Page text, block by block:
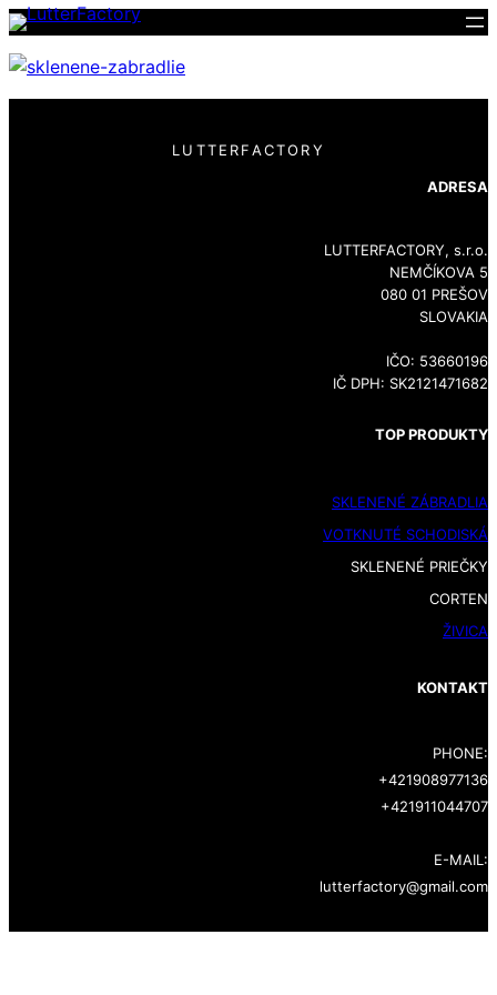
LUTTERFACTORY
ADRESA
LUTTERFACTORY, s.r.o.
NEMČÍKOVA 5
080 01 PREŠOV
SLOVAKIA
IČO: 53660196
IČ DPH: SK2121471682
TOP PRODUKTY
SKLENENÉ ZÁBRADLIA
VOTKNUTÉ SCHODISKÁ
SKLENENÉ PRIEČKY
CORTEN
ŽIVICA
KONTAKT
PHONE:
+421908977136
+421911044707
E-MAIL:
lutterfactory@gmail.com